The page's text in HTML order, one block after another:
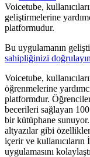
Voicetube,
geliştirmelerine
platformudur.
Bu uygulamanın
sahipliğinizi doğrulayın
Voicetube,
öğrenmelerine
platformdur.
becerileri sağlayan
bir kütüphane
altyazılar gibi
içerir ve kullanıcıların
uygulamasını